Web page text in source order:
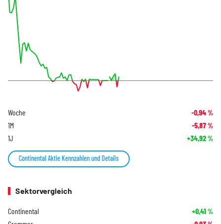
Woche -0,94%
1M -5,87%
1J +34,92%
Continental Aktie Kennzahlen und Details
Sektorvergleich
Continental +0,41 %